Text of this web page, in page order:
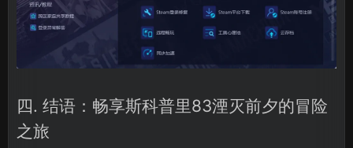
四. 结语：畅享斯科普里83湮灭前夕的冒险
之旅